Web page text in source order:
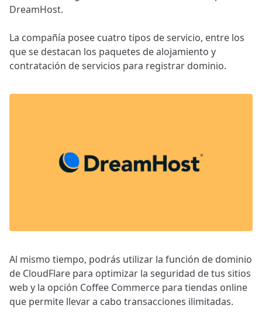
DreamHost.
La compañía posee cuatro tipos de servicio, entre los
que se destacan los paquetes de alojamiento y
contratación de servicios para registrar dominio.
Al mismo tiempo, podrás utilizar la función de dominio
de CloudFlare para optimizar la seguridad de tus sitios
web y la opción Coffee Commerce para tiendas online
que permite llevar a cabo transacciones ilimitadas.